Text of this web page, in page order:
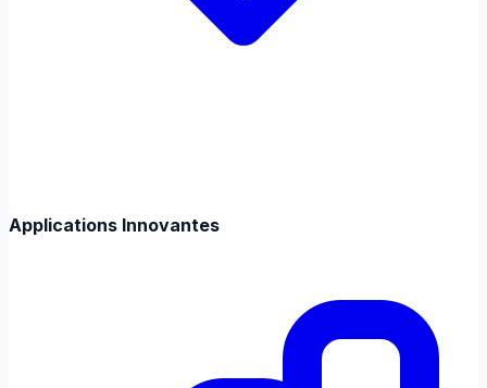
Applications Innovantes